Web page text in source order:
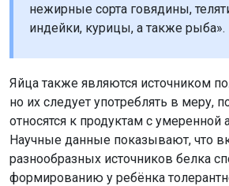
нежирные сорта говядины,
индейки, курицы, а также рыба».
Яйца также являются источником
но их следует употреблять в меру,
относятся к продуктам с умеренной
Научные данные показывают, что
разнообразных источников белка
формированию у ребёнка